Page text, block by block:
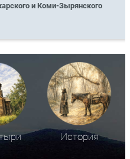
и Коми-Зырянского
История